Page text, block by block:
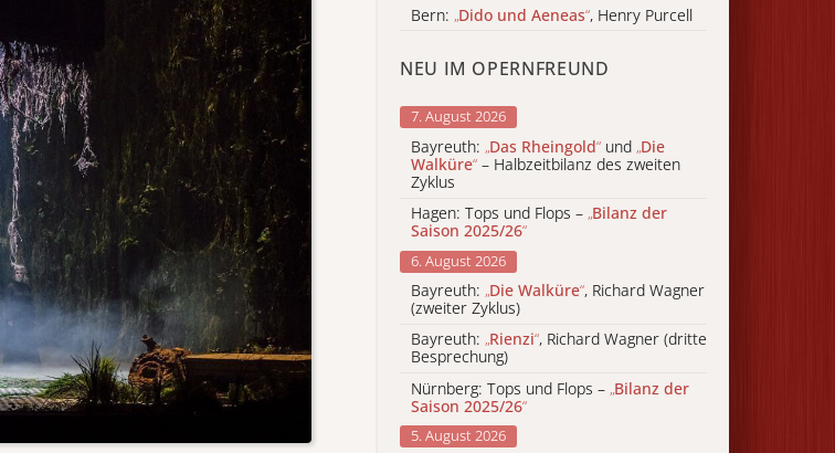
Bern: „Dido und Aeneas“, Henry Purcell
NEU IM OPERNFREUND
7. August 2026
Bayreuth: „Das Rheingold“ und „Die
Walküre“ – Halbzeitbilanz des zweiten
Zyklus
Hagen: Tops und Flops – „Bilanz der
Saison 2025/26“
6. August 2026
Bayreuth: „Die Walküre“, Richard Wagner
(zweiter Zyklus)
Bayreuth: „Rienzi“, Richard Wagner (dritte
Besprechung)
Nürnberg: Tops und Flops – „Bilanz der
Saison 2025/26“
5. August 2026